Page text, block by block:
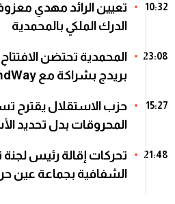
10:32
تعيين الرائد مهدي
الدرك الملكي بالمحمدية
23:08
المحمدية تحتضن
بريدج بشراكة مع FinlandWay الفنلندية
15:27
حزب الاستقلال يقترح
المحروقات بدل تحديد
21:48
تحركات إقالة رئيس
الشفافية بجماعة عين